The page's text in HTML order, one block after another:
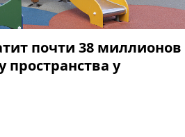
почти 38 миллионов
пространства у